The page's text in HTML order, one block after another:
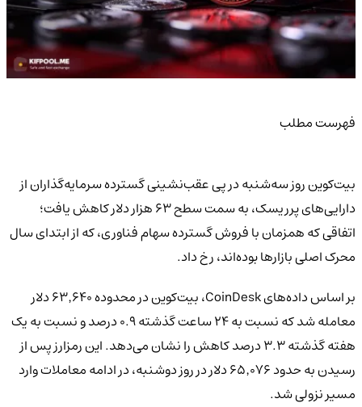
فهرست مطلب
بیت‌کوین روز سه‌شنبه در پی عقب‌نشینی گسترده سرمایه‌گذاران از
دارایی‌های پرریسک، به سمت سطح ۶۳ هزار دلار کاهش یافت؛
اتفاقی که همزمان با فروش گسترده سهام فناوری، که از ابتدای سال
محرک اصلی بازارها بوده‌اند، رخ داد.
بر اساس داده‌های CoinDesk، بیت‌کوین در محدوده ۶۳٬۶۴۰ دلار
معامله شد که نسبت به ۲۴ ساعت گذشته ۰.۹ درصد و نسبت به یک
هفته گذشته ۳.۳ درصد کاهش را نشان می‌دهد. این رمزارز پس از
رسیدن به حدود ۶۵٬۰۷۶ دلار در روز دوشنبه، در ادامه معاملات وارد
مسیر نزولی شد.